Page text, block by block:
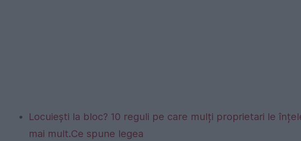
Locuiești la bloc? 10 reguli pe care mulți proprietari le
mai mult.Ce spune legea